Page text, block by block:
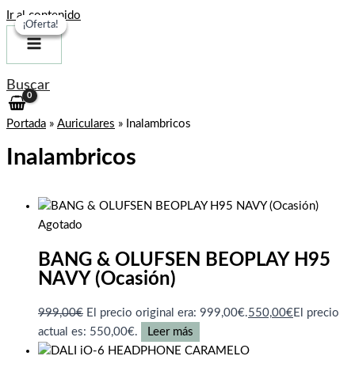
Ir al contenido
Buscar
Portada » Auriculares » Inalambricos
Inalambricos
Agotado
¡Oferta!
BANG & OLUFSEN BEOPLAY H95
NAVY (Ocasión)
999,00€ El precio original era: 999,00€.550,00€El precio
actual es: 550,00€.
Leer más
¡Oferta!
¡Oferta!